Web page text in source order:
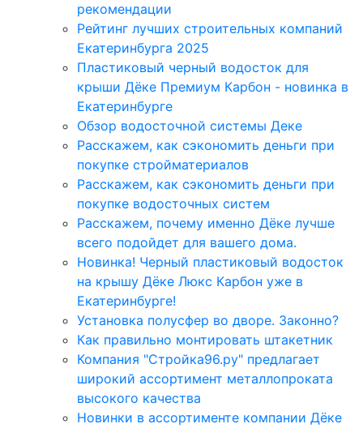
рекомендации
Рейтинг лучших строительных компаний
Екатеринбурга 2025
Пластиковый черный водосток для
крыши Дёке Премиум Карбон - новинка в
Екатеринбурге
Обзор водосточной системы Деке
Расскажем, как сэкономить деньги при
покупке стройматериалов
Расскажем, как сэкономить деньги при
покупке водосточных систем
Расскажем, почему именно Дёке лучше
всего подойдет для вашего дома.
Новинка! Черный пластиковый водосток
на крышу Дёке Люкс Карбон уже в
Екатеринбурге!
Установка полусфер во дворе. Законно?
Как правильно монтировать штакетник
Компания "Стройка96.ру" предлагает
широкий ассортимент металлопроката
высокого качества
Новинки в ассортименте компании Дёке